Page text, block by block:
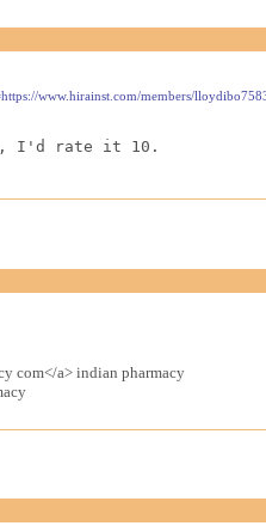
www.hirainst.com/members/
I'd rate it 10.
com</a> indian pharmacy